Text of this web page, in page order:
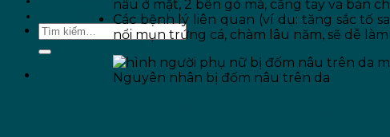
LIÊN HỆ
nâu ở mặt, 2 bên gò má, cẳng tay và bàn
Các bệnh lý liên quan (ví dụ: tăng sắc tố
nổi mụn trứng cá, chàm lâu năm, sẽ dễ
Nguyên nhân bị đốm nâu trên da